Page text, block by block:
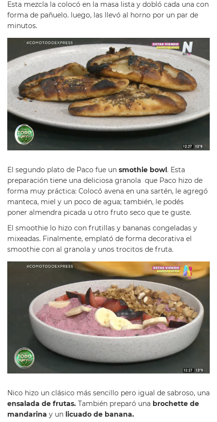
Esta mezcla la colocó en la masa lista y dobló cada una con
forma de pañuelo. luego, las llevó al horno por un par de
minutos.
El segundo plato de Paco fue un smothie bowl . Esta
preparación tiene una deliciosa granola que Paco hizo de
forma muy práctica: Colocó avena en una sartén, le agregó
manteca, miel y un poco de agua; también, le podés
poner almendra picada u otro fruto seco que te guste.
El smoothie lo hizo con frutillas y bananas congeladas y
mixeadas. Finalmente, emplató de forma decorativa el
smoothie con al granola y unos trocitos de fruta.
Nico hizo un clásico más sencillo pero igual de sabroso, una
ensalada de frutas. También preparó una brochette de
mandarina y un licuado de banana.